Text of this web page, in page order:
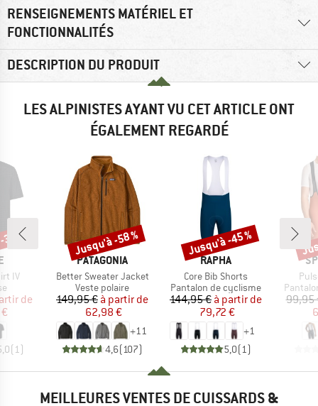
RENSEIGNEMENTS MATÉRIEL ET
FONCTIONNALITÉS
DESCRIPTION DU PRODUIT
LES ALPINISTES AYANT VU CET ARTICLE ONT
ÉGALEMENT REGARDÉ
IV
réduit
de
(1 )
%
MARQUE
PATAGONIA
Article
Better Sweater Jacket
Product group
Veste polaire
Prix
149,95 € Prix réduit
à partir de
62,98 €
+11
4,6(107)
Remise
Jusqu'à -58 %
MARQUE
RAPHA
Article
Core Bib Shorts
Product group
Pantalon de cyclisme
Prix
144,95 € Prix réduit
à partir de
79,72 €
+1
5,0(1 )
Remise
Jusqu'à -45 %
99,95
MEILLEURES VENTES DE CUISSARDS &